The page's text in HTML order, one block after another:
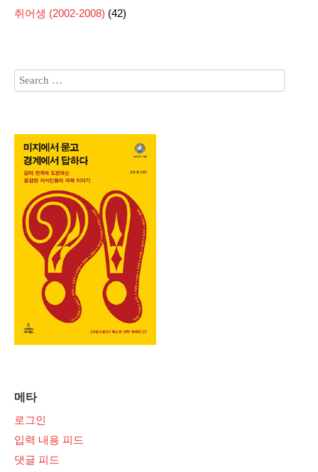
취어생 (2002-2008) (42)
메타
로그인
입력 내용 피드
댓글 피드